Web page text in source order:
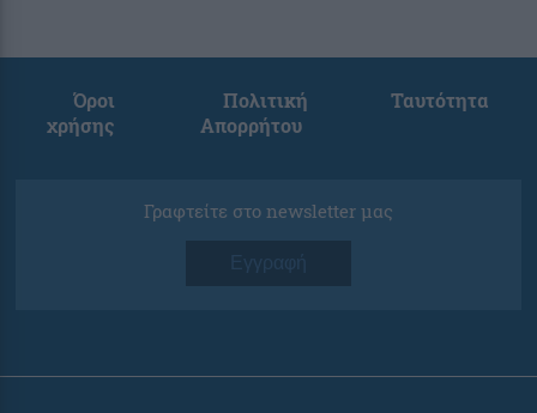
Όροι
χρήσης
Πολιτική
Απορρήτου
Ταυτότητα
Γραφτείτε στο newsletter μας
Εγγραφή